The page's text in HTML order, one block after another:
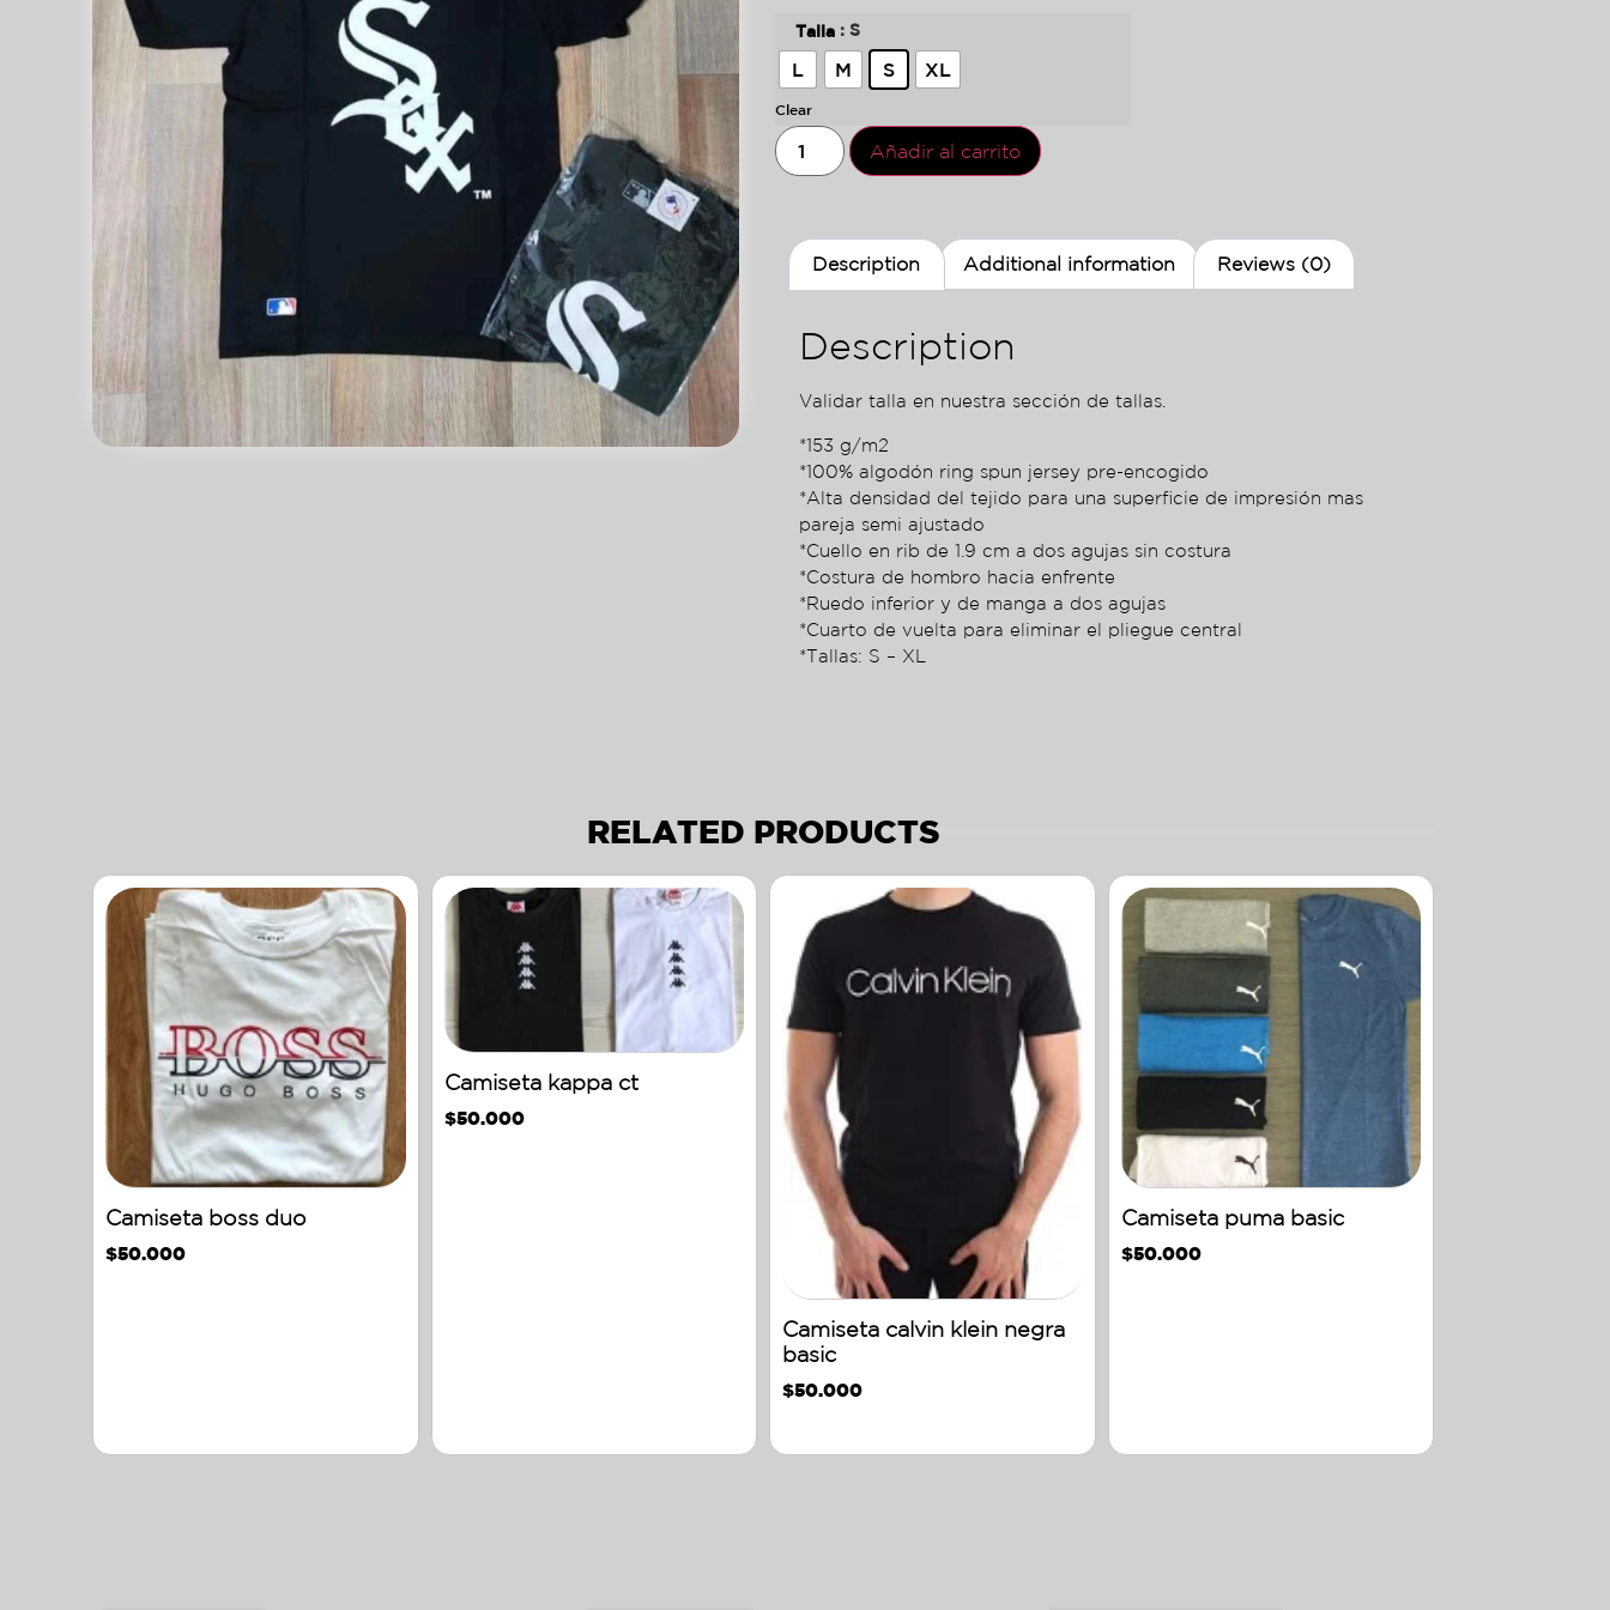
Talla : S
L M S XL
Clear
Añadir al carrito
Description Additional information Reviews (0)
Description
Validar talla en nuestra sección de tallas.
*153 g/m2
*100% algodón ring spun jersey pre-encogido
*Alta densidad del tejido para una superficie de impresión mas
pareja semi ajustado
*Cuello en rib de 1.9 cm a dos agujas sin costura
*Costura de hombro hacia enfrente
*Ruedo inferior y de manga a dos agujas
*Cuarto de vuelta para eliminar el pliegue central
*Tallas: S – XL
RELATED PRODUCTS
Camiseta boss duo
$50.000
Camiseta kappa ct
$50.000
Camiseta calvin klein negra
basic
$50.000
Camiseta puma basic
$50.000